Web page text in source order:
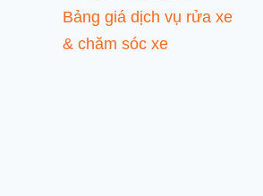
Bảng giá dịch vụ rửa xe
& chăm sóc xe